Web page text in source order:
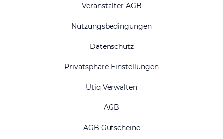
Veranstalter AGB
Nutzungsbedingungen
Datenschutz
Privatsphäre-Einstellungen
Utiq Verwalten
AGB
AGB Gutscheine